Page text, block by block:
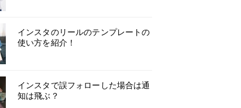
インスタのリールのテンプレートの
使い方を紹介！
インスタで誤フォローした場合は通
知は飛ぶ？